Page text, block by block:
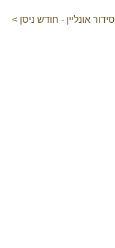
סידור אונליין - חודש ניסן >